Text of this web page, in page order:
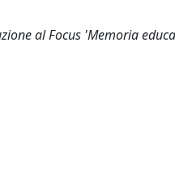
al Focus 'Memoria